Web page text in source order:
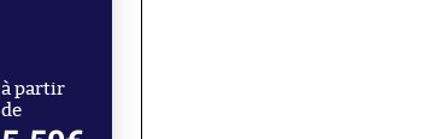
à partir
de